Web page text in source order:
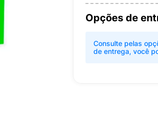
Opções de
Consulte pelas
de entrega, você